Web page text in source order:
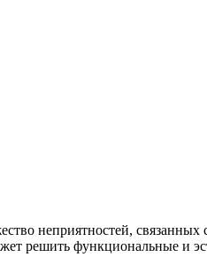
неприятностей,
решить функциональные и